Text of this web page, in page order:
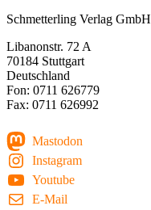
Schmetterling Verlag GmbH
Libanonstr. 72 A
70184 Stuttgart
Deutschland
Fon: 0711 626779
Fax: 0711 626992
Mastodon
Instagram
Youtube
E-Mail